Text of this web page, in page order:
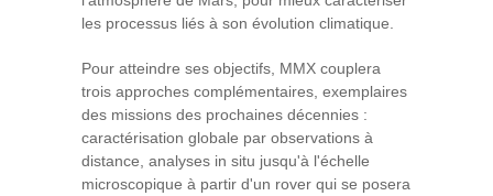
les processus liés à son évolution climatique.
Pour atteindre ses objectifs, MMX couplera
trois approches complémentaires, exemplaires
des missions des prochaines décennies :
caractérisation globale par observations à
distance, analyses in situ jusqu'à l'échelle
microscopique à partir d'un rover qui se posera